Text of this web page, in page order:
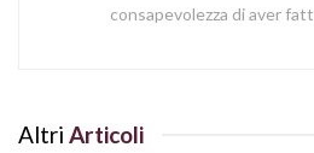
consapevolezza di aver
Altri Articoli